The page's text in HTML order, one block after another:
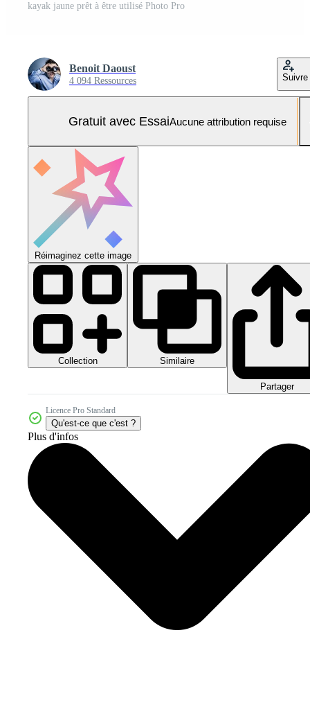
kayak jaune prêt à être utilisé Photo Pro
Benoit Daoust
4 094 Ressources Suivre
Gratuit avec EssaiAucune attribution requise
Réimaginez cette image
Collection Similaire
Partager
Licence Pro Standard
Qu'est-ce que c'est ?
Plus d'infos